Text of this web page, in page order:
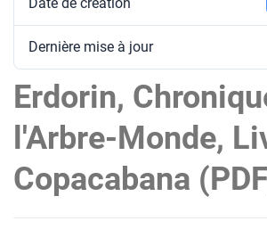
Dernière mise à jour
Erdorin,
l'Arbre-Monde,
Copacabana